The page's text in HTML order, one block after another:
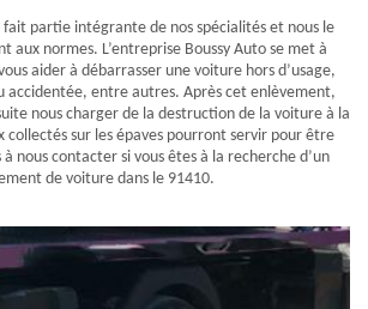
partie intégrante de nos spécialités et nous le
aux normes. L’entreprise Boussy Auto se met à
aider à débarrasser une voiture hors d’usage,
accidentée, entre autres. Après cet enlèvement,
nous charger de la destruction de la voiture à la
collectés sur les épaves pourront servir pour être
à nous contacter si vous êtes à la recherche d’un
de voiture dans le 91410.